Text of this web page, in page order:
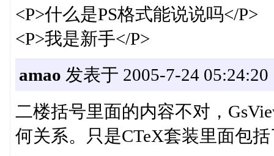
<P>什么是PS格式能说说吗</P>
<P>我是新手</P>
amao 发表于 2005-7-24 05:24:20
二楼括号里面的内容不对，
何关系。只是CTeX套装里面包